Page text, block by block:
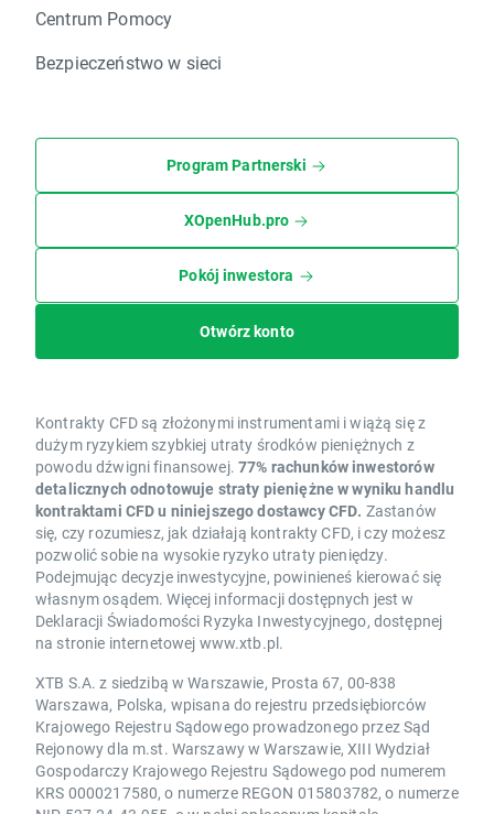
Centrum Pomocy
Bezpieczeństwo w sieci
Program Partnerski
XOpenHub.pro
Pokój inwestora
Otwórz konto
Kontrakty CFD są złożonymi instrumentami i wiążą się z
dużym ryzykiem szybkiej utraty środków pieniężnych z
powodu dźwigni finansowej. 77% rachunków inwestorów
detalicznych odnotowuje straty pieniężne w wyniku handlu
kontraktami CFD u niniejszego dostawcy CFD. Zastanów
się, czy rozumiesz, jak działają kontrakty CFD, i czy możesz
pozwolić sobie na wysokie ryzyko utraty pieniędzy.
Podejmując decyzje inwestycyjne, powinieneś kierować się
własnym osądem. Więcej informacji dostępnych jest w
Deklaracji Świadomości Ryzyka Inwestycyjnego, dostępnej
na stronie internetowej www.xtb.pl.
XTB S.A. z siedzibą w Warszawie, Prosta 67, 00-838
Warszawa, Polska, wpisana do rejestru przedsiębiorców
Krajowego Rejestru Sądowego prowadzonego przez Sąd
Rejonowy dla m.st. Warszawy w Warszawie, XIII Wydział
Gospodarczy Krajowego Rejestru Sądowego pod numerem
KRS 0000217580, o numerze REGON 015803782, o numerze